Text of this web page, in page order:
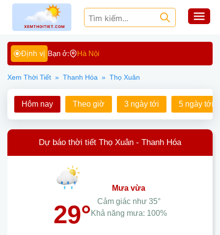
Định vị Bạn ở: Hà Nội
Xem Thời Tiết » Thanh Hóa » Thọ Xuân
Hôm nay Theo giờ 3 ngày tới 5 ngày tới
Dự báo thời tiết Thọ Xuân - Thanh Hóa
29°
mưa vừa
Cảm giác như 35°
Khả năng mưa: 100%